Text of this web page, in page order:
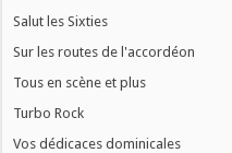
Salut les Sixties
Sur les routes de l'accordéon
Tous en scène et plus
Turbo Rock
Vos dédicaces dominicales